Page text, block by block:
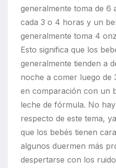
generalmente toma de 6
cada 3 o 4 horas y un
generalmente toma 4
Esto significa que los
generalmente tienden a
noche a comer luego de
en comparación con un
leche de fórmula. No
respecto de este tema,
que los bebés tienen
algunos duermen más
despertarse con los